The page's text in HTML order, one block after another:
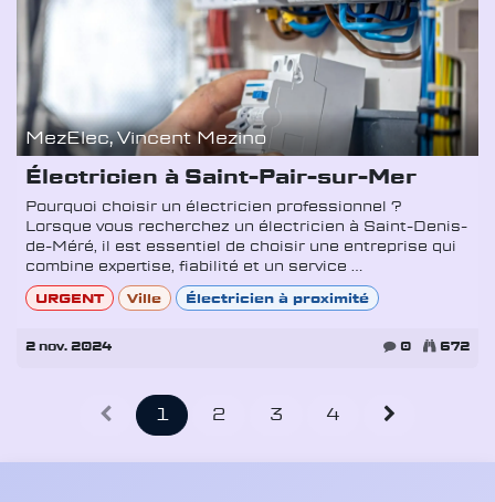
MezElec, Vincent Mezino
Électricien à Saint-Pair-sur-Mer
Pourquoi choisir un électricien professionnel ?
Lorsque vous recherchez un électricien à Saint-Denis-
de-Méré, il est essentiel de choisir une entreprise qui
combine expertise, fiabilité et un service ...
URGENT Ville Électricien à proximité
2 nov. 2024 0 672
1 2 3 4